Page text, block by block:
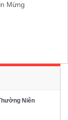
Mừng
Niên